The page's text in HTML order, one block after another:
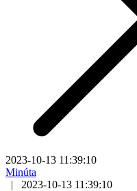
2023-10-13 11:39:10
Minúta
|
2023-10-13 11:39:10